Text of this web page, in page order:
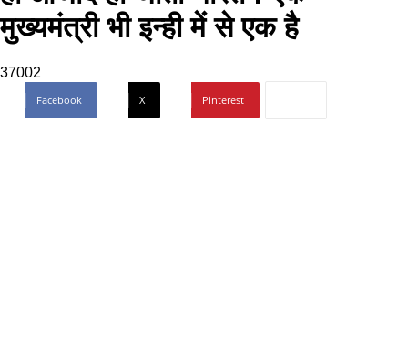
मुख्यमंत्री भी इन्ही में से एक है
37002
Facebook X Pinterest